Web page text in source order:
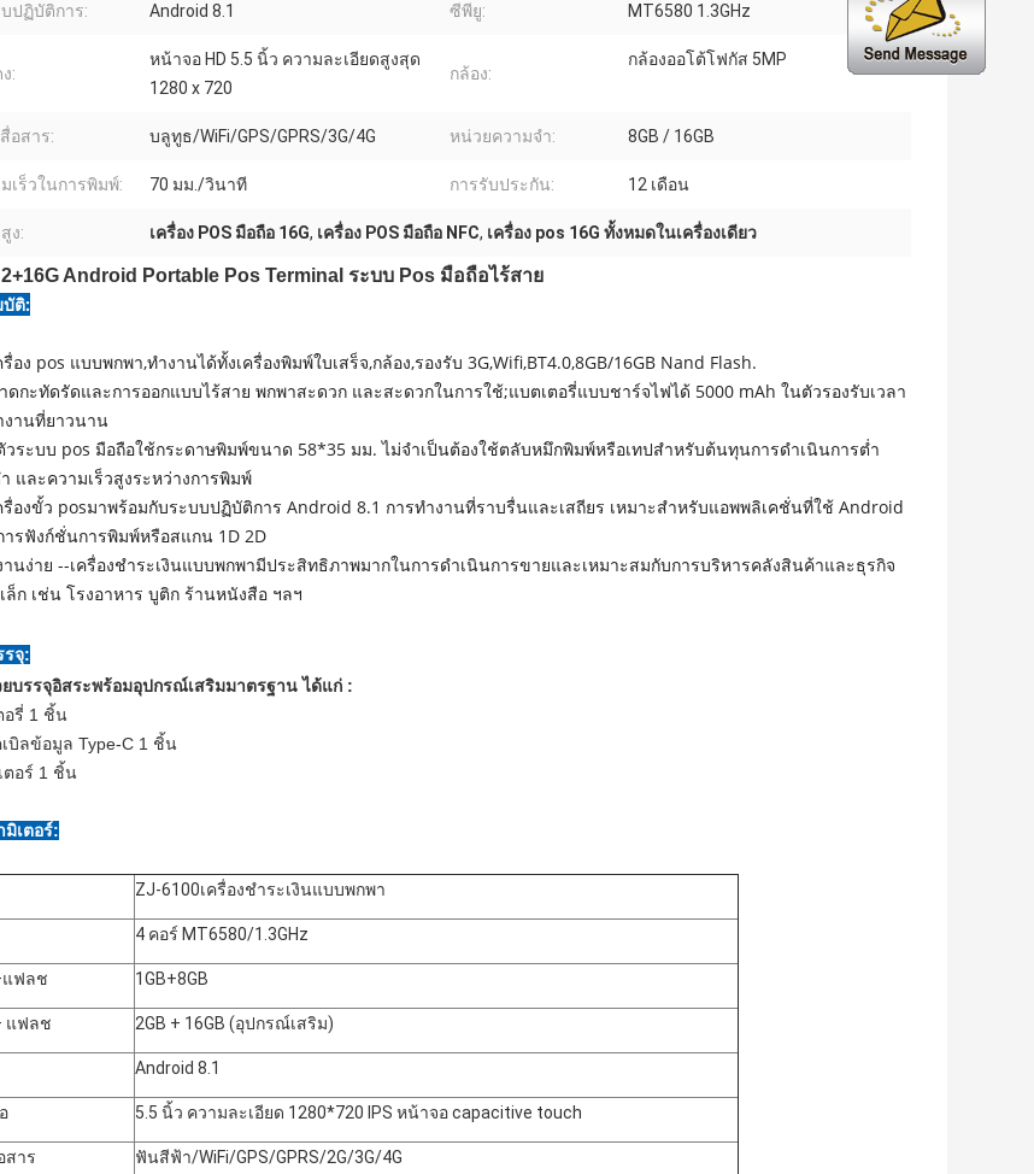
ปฏิบัติการ: Android 8.1 ซีพียู: MT6580 1.3GHz
:
หน้าจอ HD 5.5 นิ้ว ความละเอียดสูงสุด
1280 x 720
กล้อง:
กล้องออโต้โฟกัส 5MP
อสาร: บลูทูธ/WiFi/GPS/GPRS/3G/4G หน่วยความจำ: 8GB / 16GB
เร็วในการพิมพ์: 70 มม./วินาที การรับประกัน: 12 เดือน
ง: เครื่อง POS มือถือ 16G, เครื่อง POS มือถือ NFC, เครื่อง pos 16G ทั้งหมดในเครื่องเดียว
2+16G Android Portable Pos Terminal ระบบ Pos มือถือไร้สาย
ติ:
รื่อง pos แบบพกพา,ทำงานได้ทั้งเครื่องพิมพ์ใบเสร็จ,กล้อง,รองรับ 3G,Wifi,BT4.0,8GB/16GB Nand Flash.
ดกะทัดรัดและการออกแบบไร้สาย พกพาสะดวก และสะดวกในการใช้;แบตเตอรี่แบบชาร์จไฟได้ 5000 mAh ในตัวรองรับเวลา
งานที่ยาวนาน
วระบบ pos มือถือใช้กระดาษพิมพ์ขนาด 58*35 มม. ไม่จำเป็นต้องใช้ตลับหมึกพิมพ์หรือเทปสำหรับต้นทุนการดำเนินการต่ำ
ำ และความเร็วสูงระหว่างการพิมพ์
รื่องขั้ว posมาพร้อมกับระบบปฏิบัติการ Android 8.1 การทำงานที่ราบรื่นและเสถียร เหมาะสำหรับแอพพลิเคชั่นที่ใช้ Android
ารฟังก์ชั่นการพิมพ์หรือสแกน 1D 2D
นง่าย --เครื่องชำระเงินแบบพกพามีประสิทธิภาพมากในการดำเนินการขายและเหมาะสมกับการบริหารคลังสินค้าและธุรกิจ
ล็ก เช่น โรงอาหาร บูติก ร้านหนังสือ ฯลฯ
รจุ:
บรรจุอิสระพร้อมอุปกรณ์เสริมมาตรฐาน ได้แก่ :
อรี่ 1 ชิ้น
เบิลข้อมูล Type-C 1 ชิ้น
ตอร์ 1 ชิ้น
มิเตอร์:
ZJ-6100เครื่องชำระเงินแบบพกพา
4 คอร์ MT6580/1.3GHz
แฟลช 1GB+8GB
แฟลช 2GB + 16GB (อุปกรณ์เสริม)
Android 8.1
5.5 นิ้ว ความละเอียด 1280*720 IPS หน้าจอ capacitive touch
สาร ฟันสีฟ้า/WiFi/GPS/GPRS/2G/3G/4G